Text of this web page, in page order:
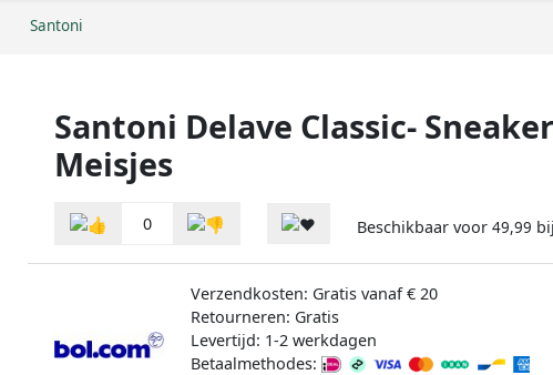
Santoni
Santoni Delave Classic-
Meisjes
0 Beschikbaar voor 49,99 bij
Verzendkosten: Gratis vanaf € 20
Retourneren: Gratis
Levertijd: 1-2 werkdagen
Betaalmethodes: